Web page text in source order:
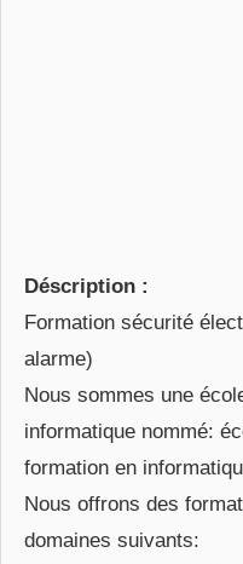
Déscription :
Formation sécurité
alarme)
Nous sommes une
informatique nommé:
formation en
Nous offrons des
domaines suivants: